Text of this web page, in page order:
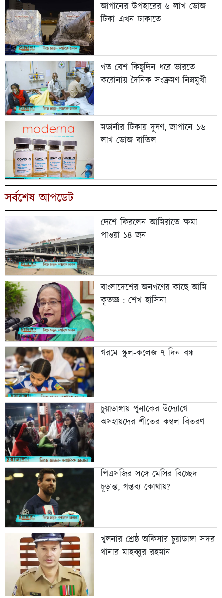
জাপানের উপহারের ৬ লাখ ডোজ
টিকা এখন ঢাকাতে
গত বেশ কিছুদিন ধরে ভারতে
করোনায় দৈনিক সংক্রমণ নিম্নমুখী
মডার্নার টিকায় দূষণ, জাপানে ১৬
লাখ ডোজ বাতিল
সর্বশেষ আপডেট
দেশে ফিরলেন আমিরাতে ক্ষমা
পাওয়া ১৪ জন
বাংলাদেশের জনগণের কাছে আমি
কৃতজ্ঞ : শেখ হাসিনা
গরমে স্কুল-কলেজ ৭ দিন বন্ধ
চুয়াডাঙ্গায় পুনাকের উদ্যোগে
অসহায়দের শীতের কম্বল বিতরণ
পিএসজির সঙ্গে মেসির বিচ্ছেদ
চূড়ান্ত, গন্তব্য কোথায়?
খুলনার শ্রেষ্ঠ অফিসার চুয়াডাঙ্গা সদর
থানার মাহব্বুর রহমান